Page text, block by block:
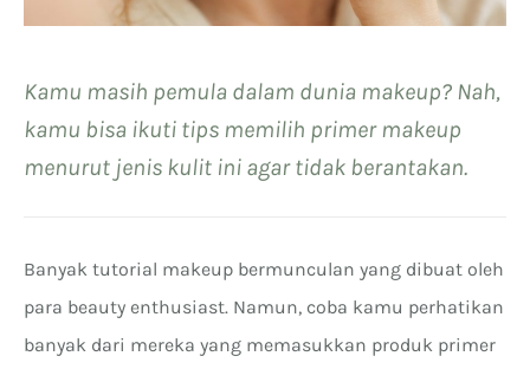
Kamu masih pemula dalam dunia makeup? Nah,
kamu bisa ikuti tips memilih primer makeup
menurut jenis kulit ini agar tidak berantakan.
Banyak tutorial makeup bermunculan yang dibuat oleh
para beauty enthusiast. Namun, coba kamu perhatikan
banyak dari mereka yang memasukkan produk primer